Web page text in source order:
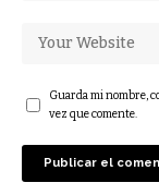
Guarda mi nombre,
vez que comente.